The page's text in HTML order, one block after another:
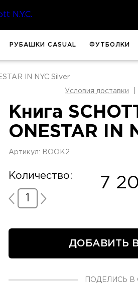
РУБАШКИ CASUAL ФУТБОЛКИ
IN NYC Silver
Условия доставки
Книга
ONESTAR IN
Артикул: BOOK2
Количество: 7
ДОБАВИТЬ
ПОДЕЛИСЬ В